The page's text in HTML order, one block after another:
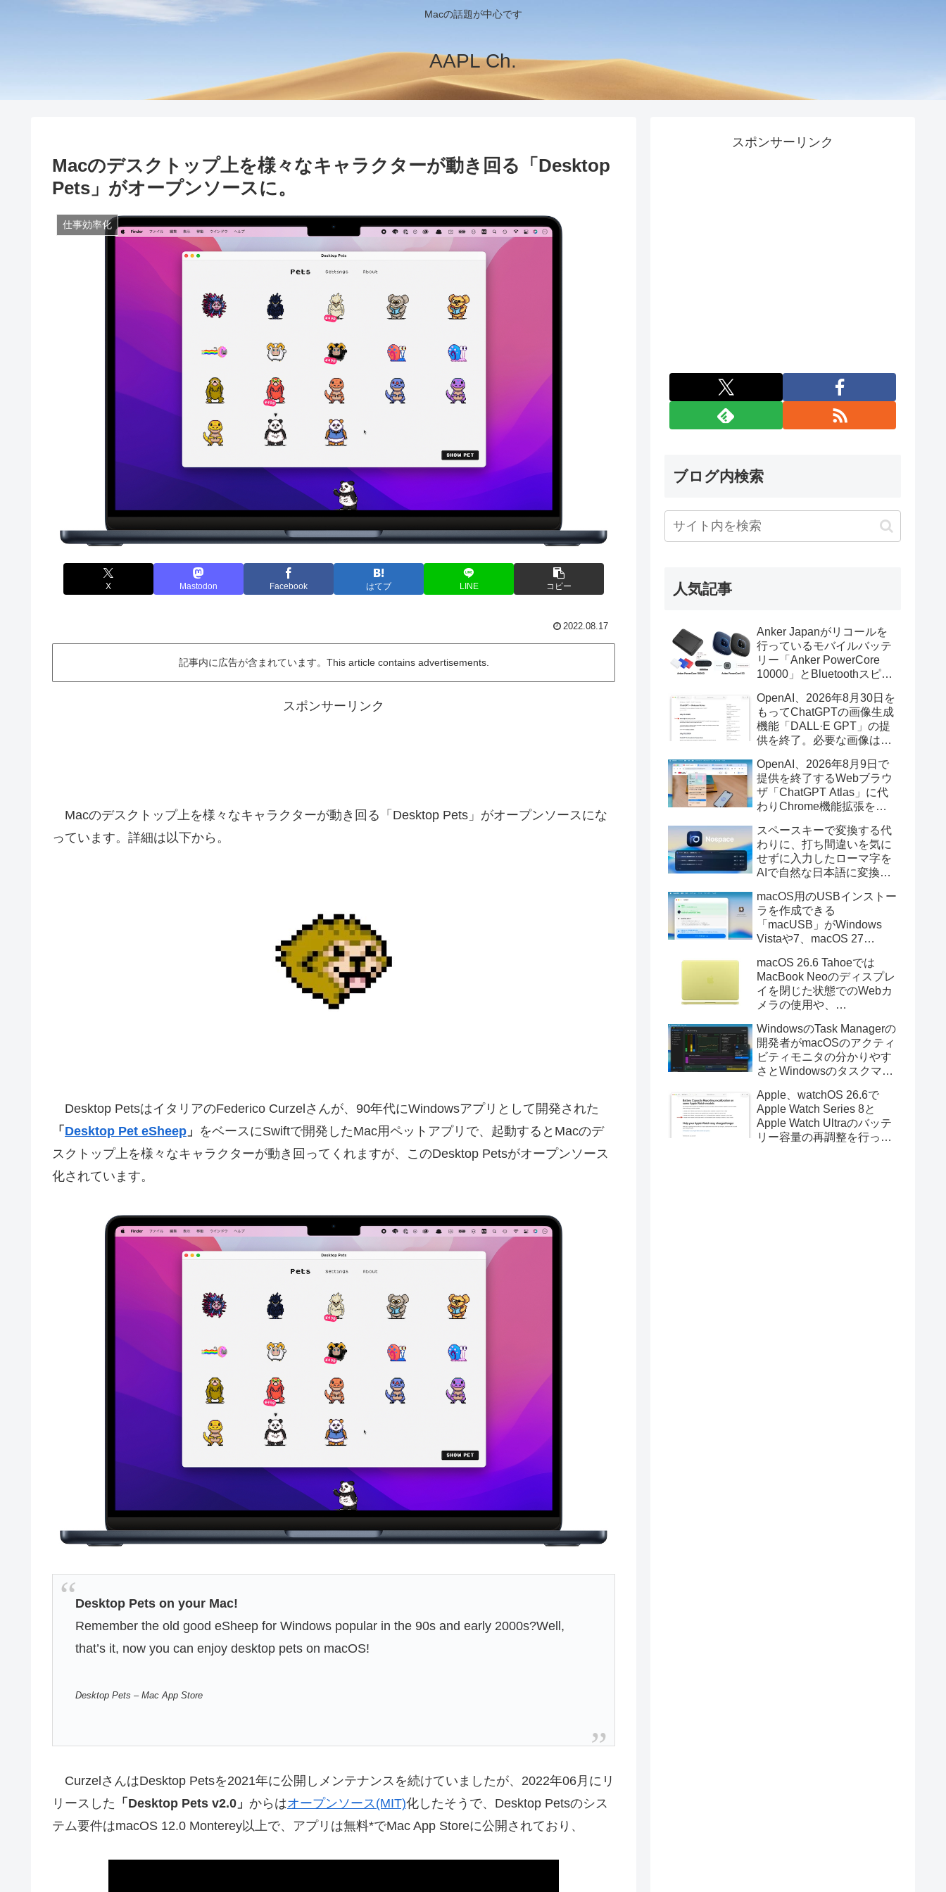
Macの話題が中心です
AAPL Ch.
Macのデスクトップ上を様々なキャラクターが動き回る「Desktop
Pets」がオープンソースに。
仕事効率化
X Mastodon Facebook はてブ LINE コピー
2022.08.17
記事内に広告が含まれています。This article contains advertisements.
スポンサーリンク
Macのデスクトップ上を様々なキャラクターが動き回る「Desktop Pets」がオープンソースにな
っています。詳細は以下から。
Desktop PetsはイタリアのFederico Curzelさんが、90年代にWindowsアプリとして開発された
「 Desktop Pet eSheep 」 をベースにSwiftで開発したMac用ペットアプリで、起動するとMacのデ
スクトップ上を様々なキャラクターが動き回ってくれますが、このDesktop Petsがオープンソース
化されています。
Desktop Pets on your Mac!
Remember the old good eSheep for Windows popular in the 90s and early 2000s?Well,
that’s it, now you can enjoy desktop pets on macOS!
Desktop Pets – Mac App Store
CurzelさんはDesktop Petsを2021年に公開しメンテナンスを続けていましたが、2022年06月にリ
リースした 「Desktop Pets v2.0」 からはオープンソース(MIT)化したそうで、Desktop Petsのシス
テム要件はmacOS 12.0 Monterey以上で、アプリは無料*でMac App Storeに公開されており、
スポンサーリンク
ブログ内検索
人気記事
Anker Japanがリコールを
行っているモバイルバッテ
リー「Anker PowerCore
10000」とBluetoothスピー
辺を焼損する火災が6月に3
件発生していたそうなので
注意を。
OpenAI、2026年8月30日を
もってChatGPTの画像生成
機能「DALL·E GPT」の提
供を終了。必要な画像は期
OpenAI、2026年8月9日で
提供を終了するWebブラウ
ザ「ChatGPT Atlas」に代
わりChrome機能拡張をア
画の質問やAsk ChatGPT機
能を追加。
スペースキーで変換する代
わりに、打ち間違いを気に
せずに入力したローマ字を
AIで自然な日本語に変換し
力アプリ「Nospace」がリ
リース。
macOS用のUSBインストー
ラを作成できる
「macUSB」がWindows
Vistaや7、macOS 27
トーラの作成に対応。
macOS 26.6 Tahoeでは
MacBook Neoのディスプレ
イを閉じた状態でのWebカ
メラの使用や、
利用しMacBook Neoを復元
する際の安定性が向上。
WindowsのTask Managerの
開発者がmacOSのアクティ
ビティモニタの分かりやす
さとWindowsのタスクマネ
Mac用システムモニタアプ
リ「Task Manager TMOG」
のBeta版を公開。
Apple、watchOS 26.6で
Apple Watch Series 8と
Apple Watch Ultraのバッテ
リー容量の再調整を行った